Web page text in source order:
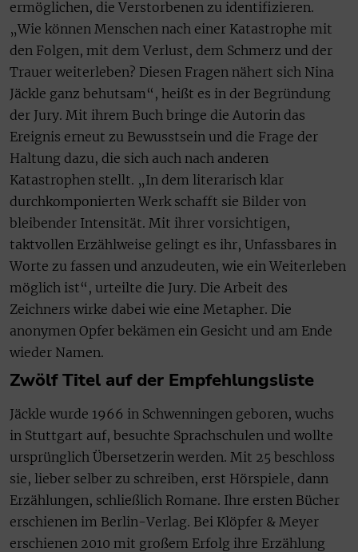
ermöglichen, die Verstorbenen zu identifizieren.
„Wie können Menschen nach einer Katastrophe mit
den Folgen, mit dem Verlust, dem Schmerz und der
Trauer weiterleben? Diesen Fragen nähert sich Nina
Jäckle ganz behutsam“, heißt es in der Begründung
der Jury. Mit ihrem Buch bringe die Autorin das
Ereignis erneut zu Bewusstsein und die Frage der
Haltung dazu, die sich auch nach anderen
Katastrophen stellt. „In dem literarisch klar
durchkomponierten Werk schafft sie Bilder von
bleibender Intensität. Mit ihrer vorsichtigen,
taktvollen Erzählweise gelingt es ihr, Unfassbares in
Worte zu fassen und anzudeuten, wie ein Weiterleben
möglich ist“, urteilte die Jury. Die Arbeit des
Zeichners wirke dabei wie eine Metapher. Die
anonymen Opfer bekämen ein Gesicht und am Ende
wieder Namen.
Zwölf Titel auf der Empfehlungsliste
Jäckle wurde 1966 in Schwenningen geboren, wuchs
in Stuttgart auf, besuchte Sprachschulen und wollte
ursprünglich Übersetzerin werden. Mit 25 beschloss
sie, lieber selber zu schreiben, erst Hörspiele, dann
Erzählungen, schließlich Romane. Ihre ersten Bücher
erschienen im Berlin-Verlag. Bei Klöpfer & Meyer
erschienen 2010 mit großem Erfolg ihre Erzählung